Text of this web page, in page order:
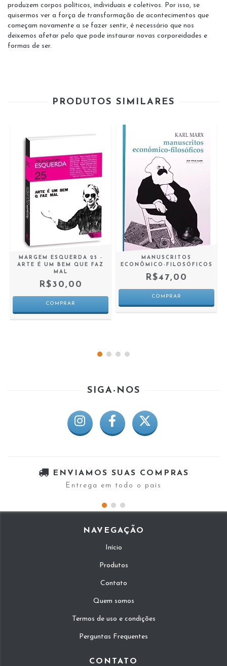
produzem corpos políticos, individuais e coletivos. Por isso, se
quisermos ver a força de transformação de acontecimentos que
começam novamente a se fazer sentir, é necessário que nos
deixemos afetar pelo que pode instaurar novas corporeidades e
formas de ser.
PRODUTOS SIMILARES
MARGEM ESQUERDA 25 -
ARTE É UM BEM QUE FAZ
MAL
R$30,00
MANUSCRITOS
ECONÔMICO-FILOSÓFICOS
R$47,00
SIGA-NOS
ENVIAMOS SUAS COMPRAS
Entrega em todo o país
NAVEGAÇÃO
Início
Produtos
Contato
Quem somos
Termos de uso e condições
Perguntas Frequentes
CONTATO